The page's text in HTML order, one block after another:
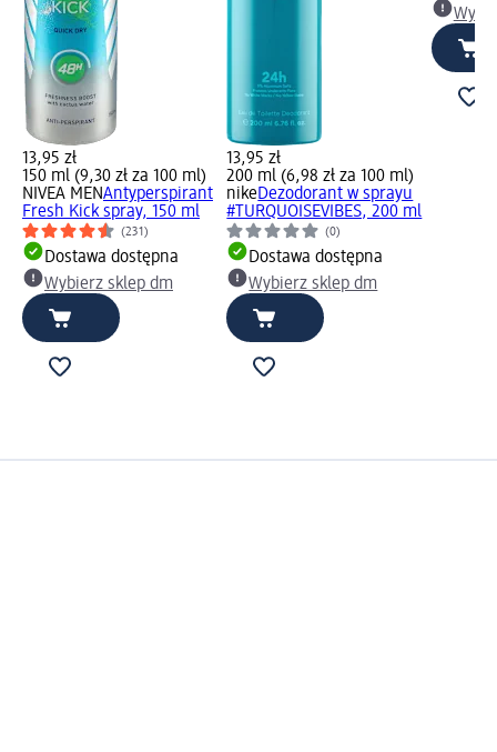
13,95 zł
150 ml (9,30 zł za 100 ml)
NIVEA MENAntyperspirant
Fresh Kick spray, 150 ml
(231)
Dostawa dostępna
Wybierz sklep dm
13,95 zł
200 ml (6,98 zł za 100 ml)
nikeDezodorant w sprayu
#TURQUOISEVIBES, 200 ml
(0)
Dostawa dostępna
Wybierz sklep dm